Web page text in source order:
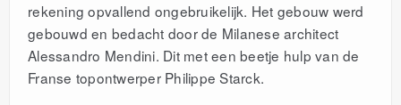
rekening opvallend ongebruikelijk. Het gebouw werd
gebouwd en bedacht door de Milanese architect
Alessandro Mendini. Dit met een beetje hulp van de
Franse topontwerper Philippe Starck.